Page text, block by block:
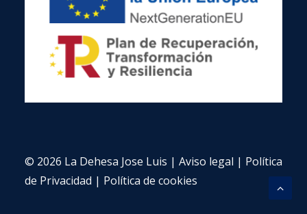
© 2026 La Dehesa Jose Luis | Aviso legal | Política
de Privacidad | Política de cookies